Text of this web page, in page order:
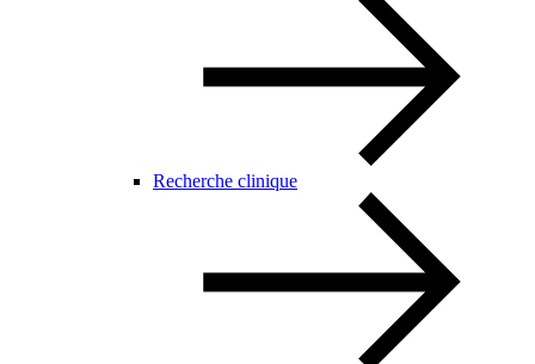
Recherche clinique